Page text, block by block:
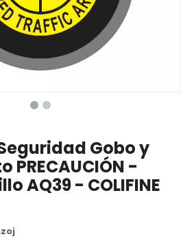
Gobo y
PRECAUCIÓN -
AQ39 - COLIFINE